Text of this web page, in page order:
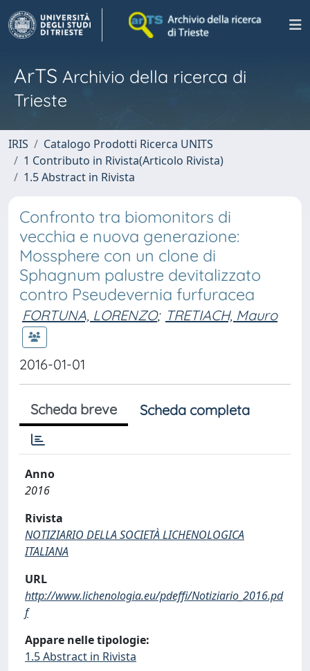
ArTS Archivio della ricerca di
Trieste
IRIS
Catalogo Prodotti Ricerca UNITS
1 Contributo in Rivista(Articolo Rivista)
1.5 Abstract in Rivista
Confronto tra biomonitors di
vecchia e nuova generazione:
Mossphere con un clone di
Sphagnum palustre devitalizzato
contro Pseudevernia furfuracea
FORTUNA, LORENZO; TRETIACH, Mauro
2016-01-01
Scheda breve Scheda completa
Anno
2016
Rivista
NOTIZIARIO DELLA SOCIETÀ LICHENOLOGICA
ITALIANA
URL
http://www.lichenologia.eu/pdeffi/Notiziario_2016.pd
f
Appare nelle tipologie:
1.5 Abstract in Rivista